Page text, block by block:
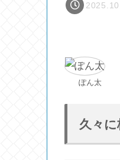
ぽん太
久々に